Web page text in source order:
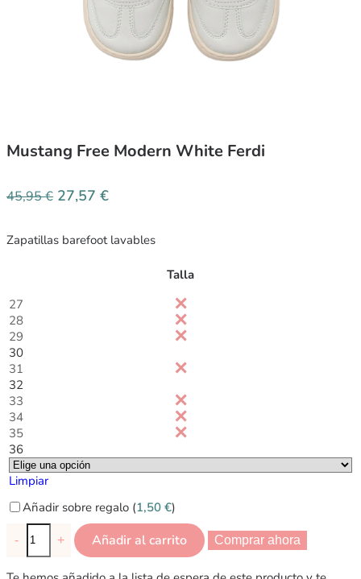
Mustang Free Modern White Ferdi
45,95€ 27,57 €
Zapatillas barefoot lavables
Talla
27
28
29
30
31
32
33
34
35
36
Limpiar
Añadir sobre regalo (1,50 €)
- + Añadir al carrito Comprar ahora